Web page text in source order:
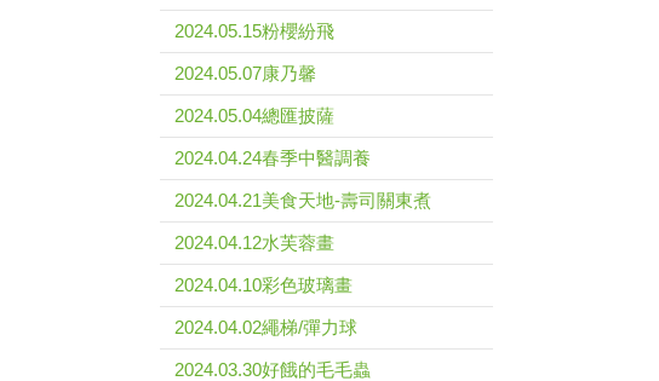
2024.05.15粉櫻紛飛
2024.05.07康乃馨
2024.05.04總匯披薩
2024.04.24春季中醫調養
2024.04.21美食天地-壽司關東煮
2024.04.12水芙蓉畫
2024.04.10彩色玻璃畫
2024.04.02繩梯/彈力球
2024.03.30好餓的毛毛蟲